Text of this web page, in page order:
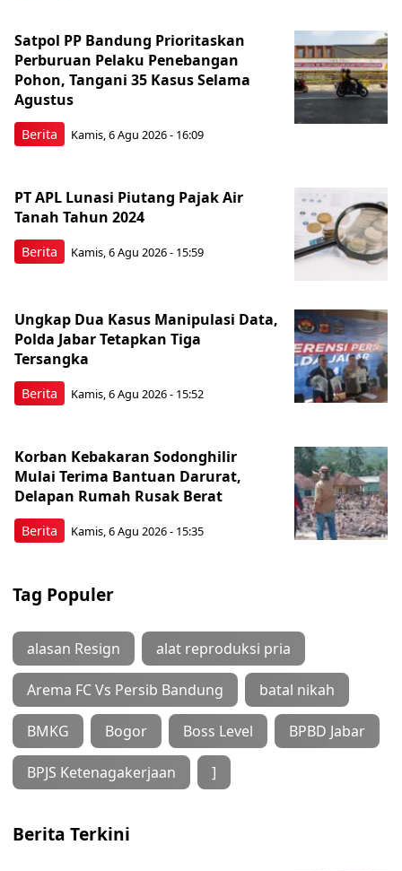
Berita
Satpol PP Bandung Prioritaskan
Perburuan Pelaku Penebangan
Pohon, Tangani 35 Kasus Selama
Agustus
Kamis, 6 Agu 2026 - 16:09
Berita
PT APL Lunasi Piutang Pajak Air
Tanah Tahun 2024
Kamis, 6 Agu 2026 - 15:59
Berita
Ungkap Dua Kasus Manipulasi Data,
Polda Jabar Tetapkan Tiga
Tersangka
Kamis, 6 Agu 2026 - 15:52
Berita
Korban Kebakaran Sodonghilir
Mulai Terima Bantuan Darurat,
Delapan Rumah Rusak Berat
Kamis, 6 Agu 2026 - 15:35
Tag Populer
alasan Resign alat reproduksi pria
Arema FC Vs Persib Bandung batal nikah
BMKG Bogor Boss Level BPBD Jabar
BPJS Ketenagakerjaan ]
Berita Terkini